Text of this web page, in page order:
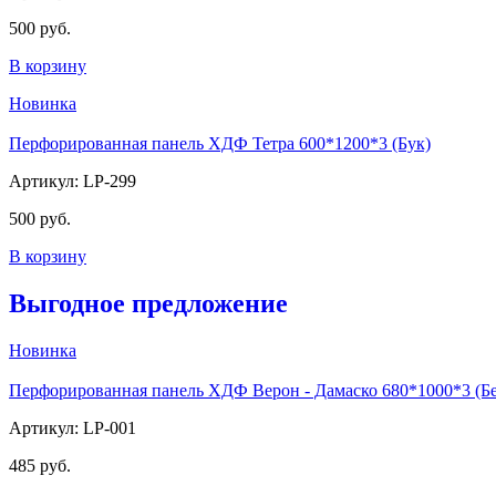
500 руб.
В корзину
Новинка
Перфорированная панель ХДФ Тетра 600*1200*3 (Бук)
Артикул: LP-299
500 руб.
В корзину
Выгодное предложение
Новинка
Перфорированная панель ХДФ Верон - Дамаско 680*1000*3
Артикул: LP-001
485 руб.